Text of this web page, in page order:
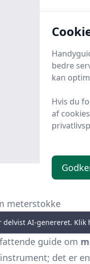
g59-
89 kr.
meterstokke
delvist AI-genereret.
guide om
det er
bedre
kan
Hvis du
af